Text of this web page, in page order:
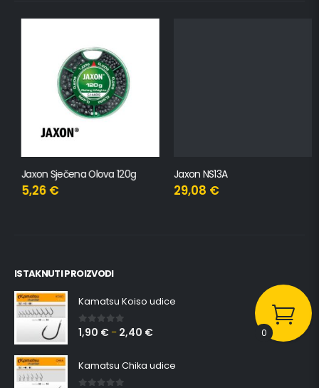
Jaxon Sječena Olova 120g
5,26€
Jaxon NS13A
29,08€
ISTAKNUTI PROIZVODI
Kamatsu Koiso udice
0 out of 5
1,90 € – 2,40 €
Kamatsu Chika udice
0